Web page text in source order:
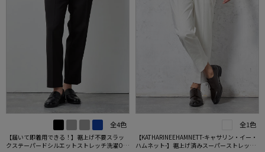
全4色
【届いて即着用できる！】裾上げ不要スラッ
クステーパードシルエットストレッチ洗濯OK
全1色
【KATHARINEEHAMNETT-キャサリン・イー・
ハムネット-】裾上げ済みスーパーストレッチ